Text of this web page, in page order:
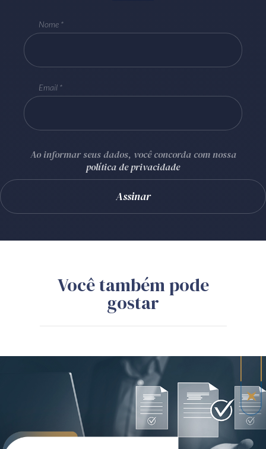
Nome
Email
Ao informar seus dados, você concorda com nossa
política de privacidade
Você também pode
gostar